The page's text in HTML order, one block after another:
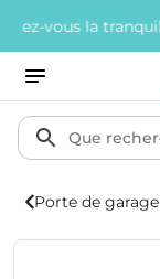
la tranquillité
Porte de